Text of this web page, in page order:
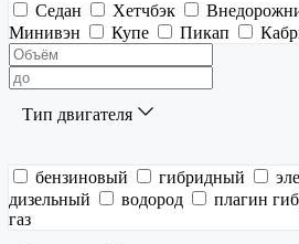
Седан Хетчбэк
Минивэн
Купе Пикап
Тип двигателя
бензиновый гибридный
дизельный
водород плагин
газ